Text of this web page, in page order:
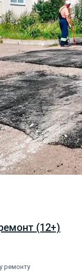
(12+)
ремонту